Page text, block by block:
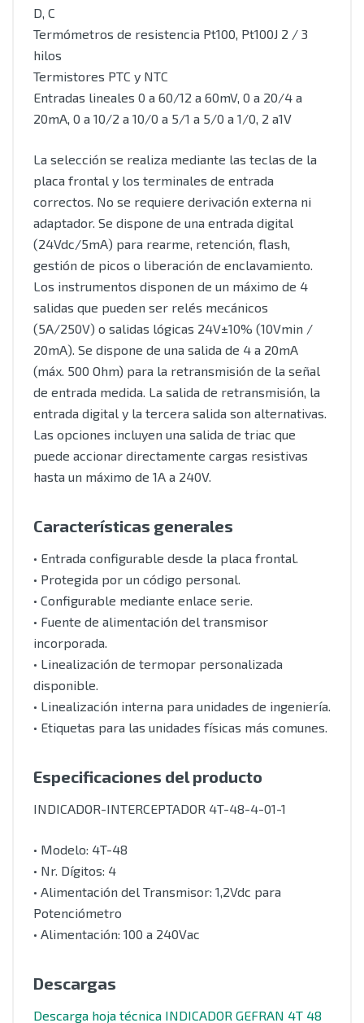
D, C
Termómetros de resistencia Pt100, Pt100J 2 / 3
hilos
Termistores PTC y NTC
Entradas lineales 0 a 60/12 a 60mV, 0 a 20/4 a
20mA, 0 a 10/2 a 10/0 a 5/1 a 5/0 a 1/0, 2 a1V
La selección se realiza mediante las teclas de la
placa frontal y los terminales de entrada
correctos. No se requiere derivación externa ni
adaptador. Se dispone de una entrada digital
(24Vdc/5mA) para rearme, retención, flash,
gestión de picos o liberación de enclavamiento.
Los instrumentos disponen de un máximo de 4
salidas que pueden ser relés mecánicos
(5A/250V) o salidas lógicas 24V±10% (10Vmin /
20mA). Se dispone de una salida de 4 a 20mA
(máx. 500 Ohm) para la retransmisión de la señal
de entrada medida. La salida de retransmisión, la
entrada digital y la tercera salida son alternativas.
Las opciones incluyen una salida de triac que
puede accionar directamente cargas resistivas
hasta un máximo de 1A a 240V.
Características generales
• Entrada configurable desde la placa frontal.
• Protegida por un código personal.
• Configurable mediante enlace serie.
• Fuente de alimentación del transmisor
incorporada.
• Linealización de termopar personalizada
disponible.
• Linealización interna para unidades de ingeniería.
• Etiquetas para las unidades físicas más comunes.
Especificaciones del producto
INDICADOR-INTERCEPTADOR 4T-48-4-01-1
• Modelo: 4T-48
• Nr. Dígitos: 4
• Alimentación del Transmisor: 1,2Vdc para
Potenciómetro
• Alimentación: 100 a 240Vac
Descargas
Descarga hoja técnica INDICADOR GEFRAN 4T 48